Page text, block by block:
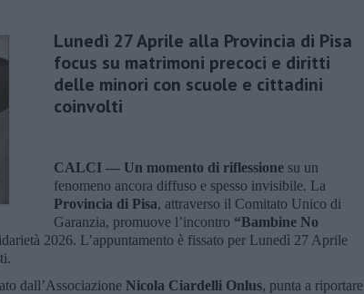
Lunedì 27 Aprile alla Provincia di Pisa
focus su matrimoni precoci e diritti
delle minori con scuole e cittadini
coinvolti
CALCI — Un momento di riflessione su un
fenomeno ancora diffuso e spesso invisibile. La
Provincia di Pisa, attraverso il Comitato Unico di
Garanzia, promuove l’incontro “Bambine No
2026. L’appuntamento è fissato per Lunedì 27 Aprile
dall’Associazione Nicola Ciardelli Onlus, punta a riportare